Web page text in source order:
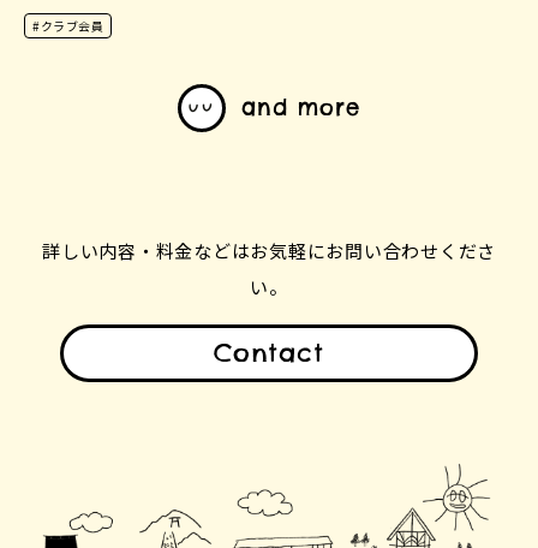
#クラブ会員
and more
詳しい内容・料金などはお気軽にお問い合わせくださ
い。
Contact